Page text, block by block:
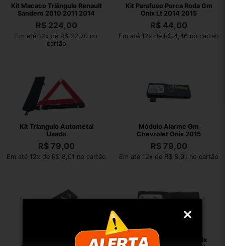
Kit Macaco Triângulo Renault
Sandero 2010 2011 2014
R$224,00
Em até 12x de R$ 22,70 no
cartão
Kit Parafuso Porca Roda Gm
Onix Lt 2014 2015
R$ 44,00
Em até 12x de R$ 4,46 no cartão
Kit Triangulo Autometal
Usado
R$79,00
Em até 12x de R$ 8,01 no cartão
Módulo Alarme Gm
Chevrolet Onix 2015
R$79,00
Em até 12x de R$ 8,01 no cartão
Módulo Alarme Gm
Módulo Alarme Gm Onix